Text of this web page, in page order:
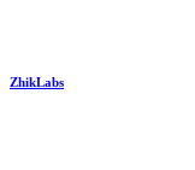
ZhikLabs